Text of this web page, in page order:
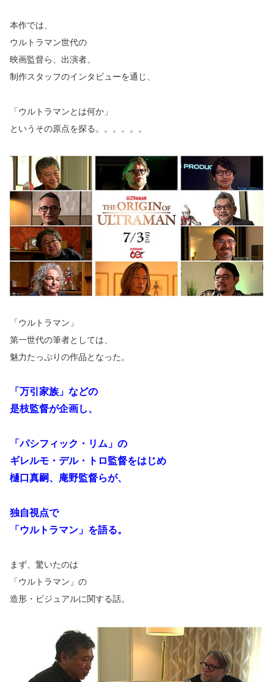
本作では、
ウルトラマン世代の
映画監督ら、出演者、
制作スタッフのインタビューを通じ、
「ウルトラマンとは何か」
というその原点を探る。。。。。。
「ウルトラマン」
第一世代の筆者としては、
魅力たっぷりの作品となった。
「万引家族」などの
是枝監督が企画し、
「パシフィック・リム」の
ギレルモ・デル・トロ監督をはじめ
樋口真嗣、庵野監督らが、
独自視点で
「ウルトラマン」を語る。
まず、驚いたのは
「ウルトラマン」の
造形・ビジュアルに関する話。